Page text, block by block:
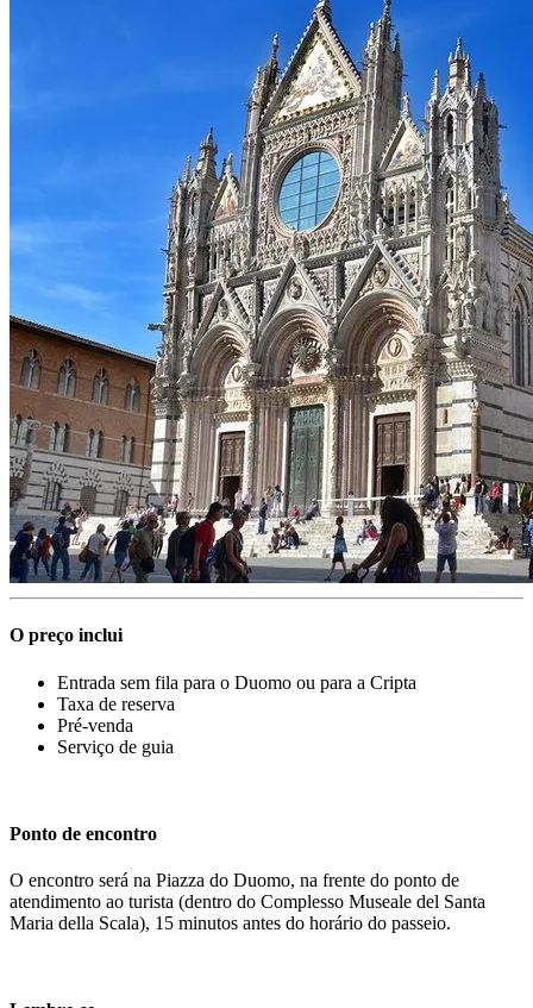
O preço inclui
Entrada sem fila para o Duomo ou para a Cripta
Taxa de reserva
Pré-venda
Serviço de guia
Ponto de encontro
O encontro será na Piazza do Duomo, na frente do ponto de
atendimento ao turista (dentro do Complesso Museale del Santa
Maria della Scala), 15 minutos antes do horário do passeio.